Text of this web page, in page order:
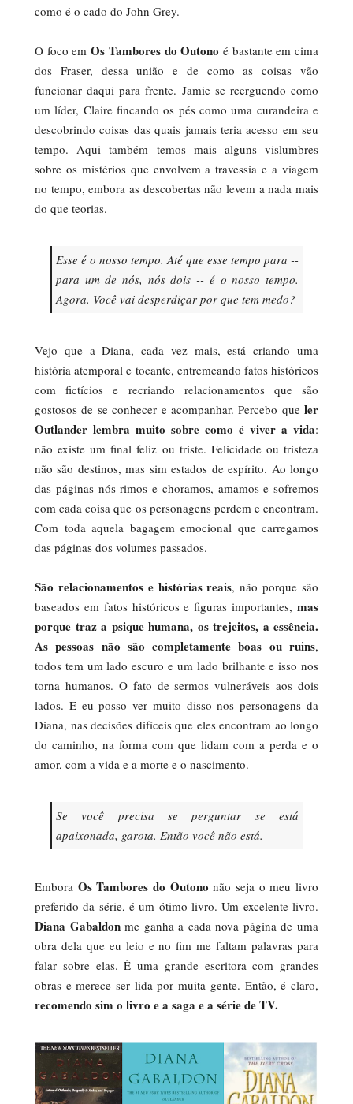
como é o cado do John Grey.
O foco emOs Tambores do Outono é bastante em cima
dos Fraser, dessa união e de como as coisas vão
funcionar daqui para frente. Jamie se reerguendo como
um líder, Claire fincando os pés como uma curandeira e
descobrindo coisas das quais jamais teria acesso em seu
tempo. Aqui também temos mais alguns vislumbres
sobre os mistérios que envolvem a travessia e a viagem
no tempo, embora as descobertas não levem a nada mais
do que teorias.
Esse é o nosso tempo. Até que esse tempo para --
para um de nós, nós dois -- é o nosso tempo.
Agora. Você vai desperdiçar por que tem medo?
Vejo que a Diana, cada vez mais, está criando uma
história atemporal e tocante, entremeando fatos históricos
com fictícios e recriando relacionamentos que são
gostosos de se conhecer e acompanhar. Percebo que ler
Outlander lembra muito sobre como é viver a vida:
não existe um final feliz ou triste. Felicidade ou tristeza
não são destinos, mas sim estados de espírito. Ao longo
das páginas nós rimos e choramos, amamos e sofremos
com cada coisa que os personagens perdem e encontram.
Com toda aquela bagagem emocional que carregamos
das páginas dos volumes passados.
São relacionamentos e histórias reais, não porque são
baseados em fatos históricos e figuras importantes, mas
porque traz a psique humana, os trejeitos, a essência.
As pessoas não são completamente boas ou ruins,
todos tem um lado escuro e um lado brilhante e isso nos
torna humanos. O fato de sermos vulneráveis aos dois
lados. E eu posso ver muito disso nos personagens da
Diana, nas decisões difíceis que eles encontram ao longo
do caminho, na forma com que lidam com a perda e o
amor, com a vida e a morte e o nascimento.
Se você precisa se perguntar se está
apaixonada, garota. Então você não está.
Embora Os Tambores do Outono não seja o meu livro
preferido da série, é um ótimo livro. Um excelente livro.
Diana Gabaldonme ganha a cada nova página de uma
obra dela que eu leio e no fim me faltam palavras para
falar sobre elas. É uma grande escritora com grandes
obras e merece ser lida por muita gente. Então, é claro,
recomendo sim o livro e a saga e a série de TV.